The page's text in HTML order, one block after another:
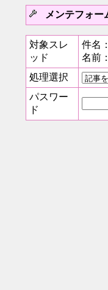
メンテフォー
対象スレ
ッド
件名：
名前：
処理選択
パスワー
ド